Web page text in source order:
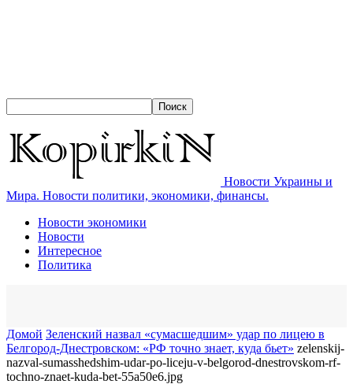
Новости Украины и
Мира. Новости политики, экономики, финансы.
Новости экономики
Новости
Интересное
Политика
Домой Зеленский назвал «сумасшедшим» удар по лицею в
Белгород-Днестровском: «РФ точно знает, куда бьет» zelenskij-
nazval-sumasshedshim-udar-po-liceju-v-belgorod-dnestrovskom-rf-
tochno-znaet-kuda-bet-55a50e6.jpg